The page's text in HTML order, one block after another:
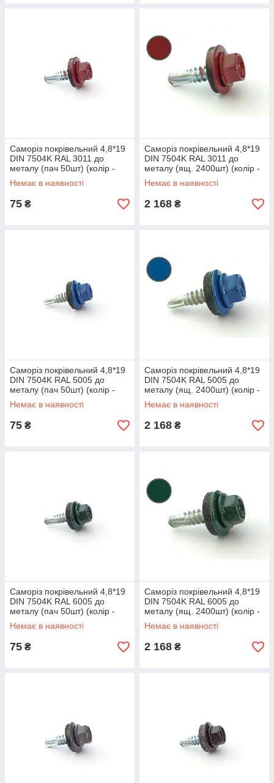
Саморіз покрівельний 4,8*19
DIN 7504K RAL 3011 до
металу (пач 50шт) (колір -
коричнево-червоний) APRO
Немає в наявності
75 ₴
Саморіз покрівельний 4,8*19
DIN 7504K RAL 3011 до
металу (ящ. 2400шт) (колір -
коричнево-червоний) APRO
Немає в наявності
2 168 ₴
Саморіз покрівельний 4,8*19
DIN 7504K RAL 5005 до
металу (пач 50шт) (колір -
сигнальний синій) APRO
Немає в наявності
75 ₴
Саморіз покрівельний 4,8*19
DIN 7504K RAL 5005 до
металу (ящ. 2400шт) (колір -
сигнальний синій) APRO
Немає в наявності
2 168 ₴
Саморіз покрівельний 4,8*19
DIN 7504K RAL 6005 до
металу (пач 50шт) (колір -
зелений мох) APRO
Немає в наявності
75 ₴
Саморіз покрівельний 4,8*19
DIN 7504K RAL 6005 до
металу (ящ. 2400шт) (колір -
зелений мох) APRO
Немає в наявності
2 168 ₴